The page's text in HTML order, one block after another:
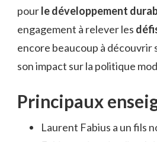
pourle développement
engagement à relever les
encore beaucoup à découvrir
son impact sur la politique
Principaux
Laurent Fabius a un fils